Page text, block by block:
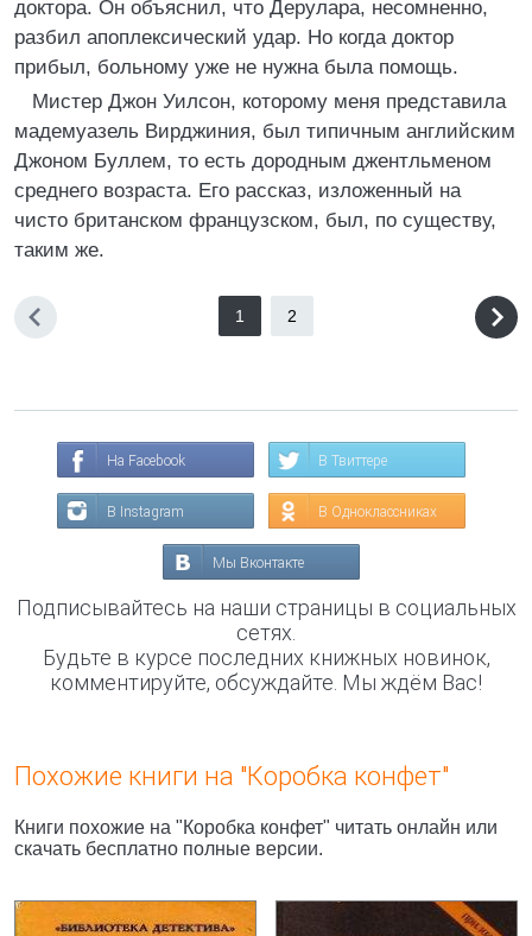
доктора. Он объяснил, что Дерулара, несомненно,
разбил апоплексический удар. Но когда доктор
прибыл, больному уже не нужна была помощь.
Мистер Джон Уилсон, которому меня представила
мадемуазель Вирджиния, был типичным английским
Джоном Буллем, то есть дородным джентльменом
среднего возраста. Его рассказ, изложенный на
чисто британском французском, был, по существу,
таким же.
1 2
На Facebook В Твиттере
В Instagram В Одноклассниках
Мы Вконтакте
Подписывайтесь на наши страницы в социальных
сетях.
Будьте в курсе последних книжных новинок,
комментируйте, обсуждайте. Мы ждём Вас!
Похожие книги на "Коробка конфет"
Книги похожие на "Коробка конфет" читать онлайн или
скачать бесплатно полные версии.